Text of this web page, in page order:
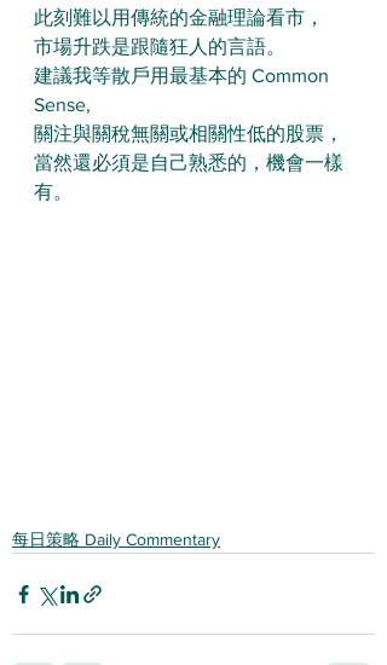
此刻難以用傳統的金融理論看市，
市場升跌是跟隨狂人的言語。
建議我等散戶用最基本的 Common
Sense,
關注與關稅無關或相關性低的股票，
當然還必須是自己熟悉的，機會一樣
有。
每日策略 Daily Commentary